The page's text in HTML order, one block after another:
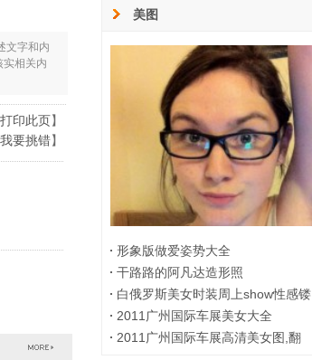
文字和内
实相关内
打印此页】
我要挑错】
美图
告诉你什么是真正的女汉子
形象版做爱姿势大全
干路路的阿凡达造形照
白俄罗斯美女时装周上show性感镂
2011广州国际车展美女大全
2011广州国际车展高清美女图,翻